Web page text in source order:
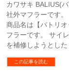
カワサキ BALIUS(
社外マフラーです
商品名は【パトリ
フラーです。 サイ
を補修しようとした
この記事を読む